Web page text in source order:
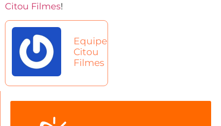
Citou Filmes!
Equipe
Citou
Filmes